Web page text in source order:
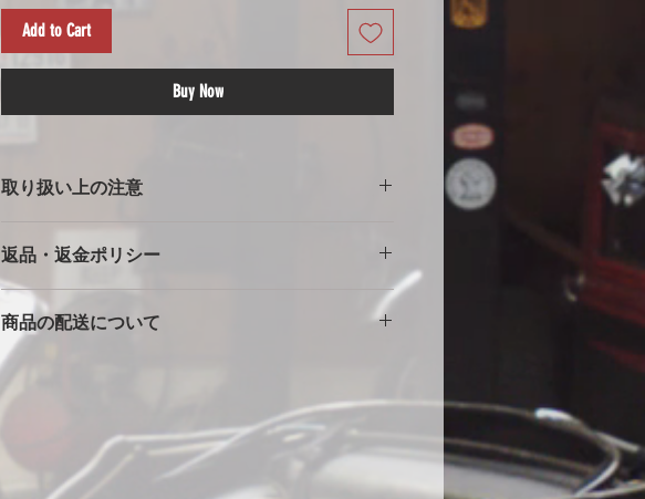
Add to Cart
Buy Now
取り扱い上の注意
※強風での使用の注意
バタ付きが大きいと擦れや傷の原因になりますので、し
っかりとストラップをしめて下さい。風の強い場合や台
風の時は、ホイール部分に布団を干す時に使用する大型
の洗濯ばさみを併用する等の工夫をしていただくとより
安全に使用できます。
※完全防水にはしていません。
カバーには防水・撥水加工をしていますが、完全防水で
はありません。ビニール生地やテント生地などの完全防
水生地を使用すると、地面からの湿気でボディが錆てし
まうからです。その為あえて通気性を保つために完全防
返品・返金ポリシー
カバーは消耗品です。使用に伴う劣化や汚れ、破れ等の
返品返金は対応できません。事前にカスタム等ご相談い
ただいた車両で、極端にサイズが小さい・大きい等の初
期不良に関しては別途商品に交換させて頂きます。
商品の配送について
本州一律1500円
北海道・沖縄・離島は2000円
発送はゆうパックでの発送になります。土日祝・年末年
始の発送は出来ません。